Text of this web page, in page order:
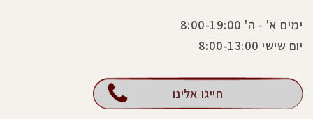
ימים א' - ה' 8:00-19:00
יום שישי 8:00-13:00
חייגו אלינו